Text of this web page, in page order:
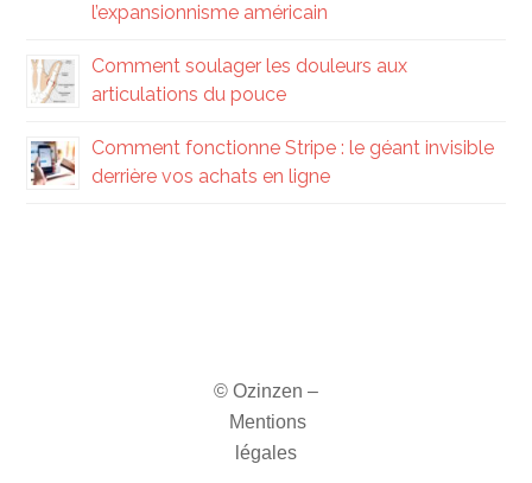
l’expansionnisme américain
Comment soulager les douleurs aux
articulations du pouce
Comment fonctionne Stripe : le géant invisible
derrière vos achats en ligne
© Ozinzen –
Mentions
légales